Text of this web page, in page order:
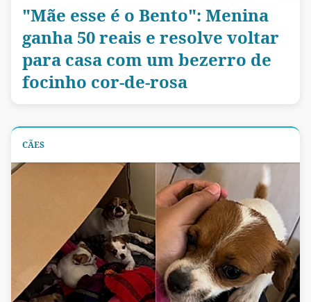
"Mãe esse é o Bento": Menina
ganha 50 reais e resolve voltar
para casa com um bezerro de
focinho cor-de-rosa
CÃES